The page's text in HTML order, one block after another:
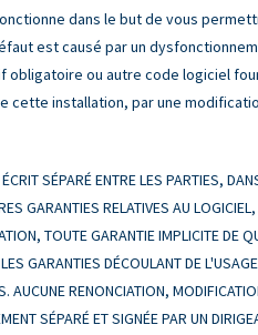
dans le but de vous
est causé par un
ou autre code logiciel
installation, par une
SÉPARÉ ENTRE LES PARTIES,
GARANTIES RELATIVES AU
TOUTE GARANTIE IMPLICITE DE
GARANTIES DÉCOULANT DE
RENONCIATION,
SÉPARÉ ET SIGNÉE PAR UN